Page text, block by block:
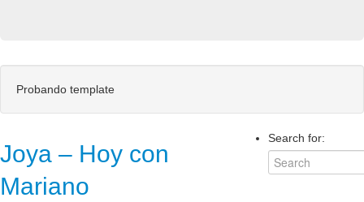
Probando template
Joya – Hoy con
Mariano
Search for: